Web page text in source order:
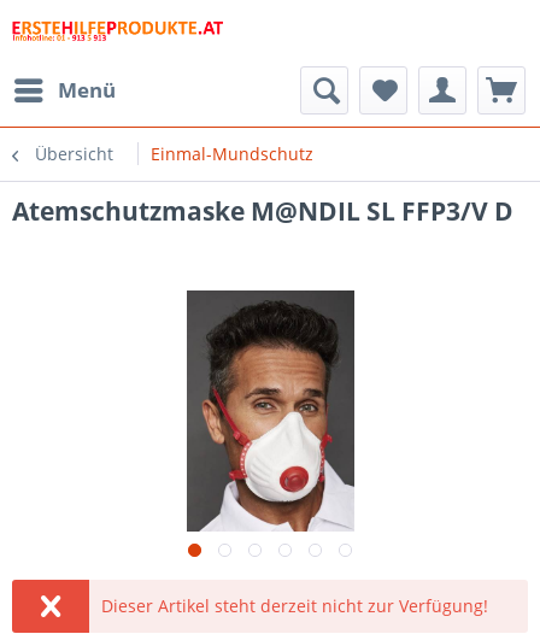
Menü
Übersicht Einmal-Mundschutz
Atemschutzmaske M@NDIL SL FFP3/V D
Dieser Artikel steht derzeit nicht zur Verfügung!